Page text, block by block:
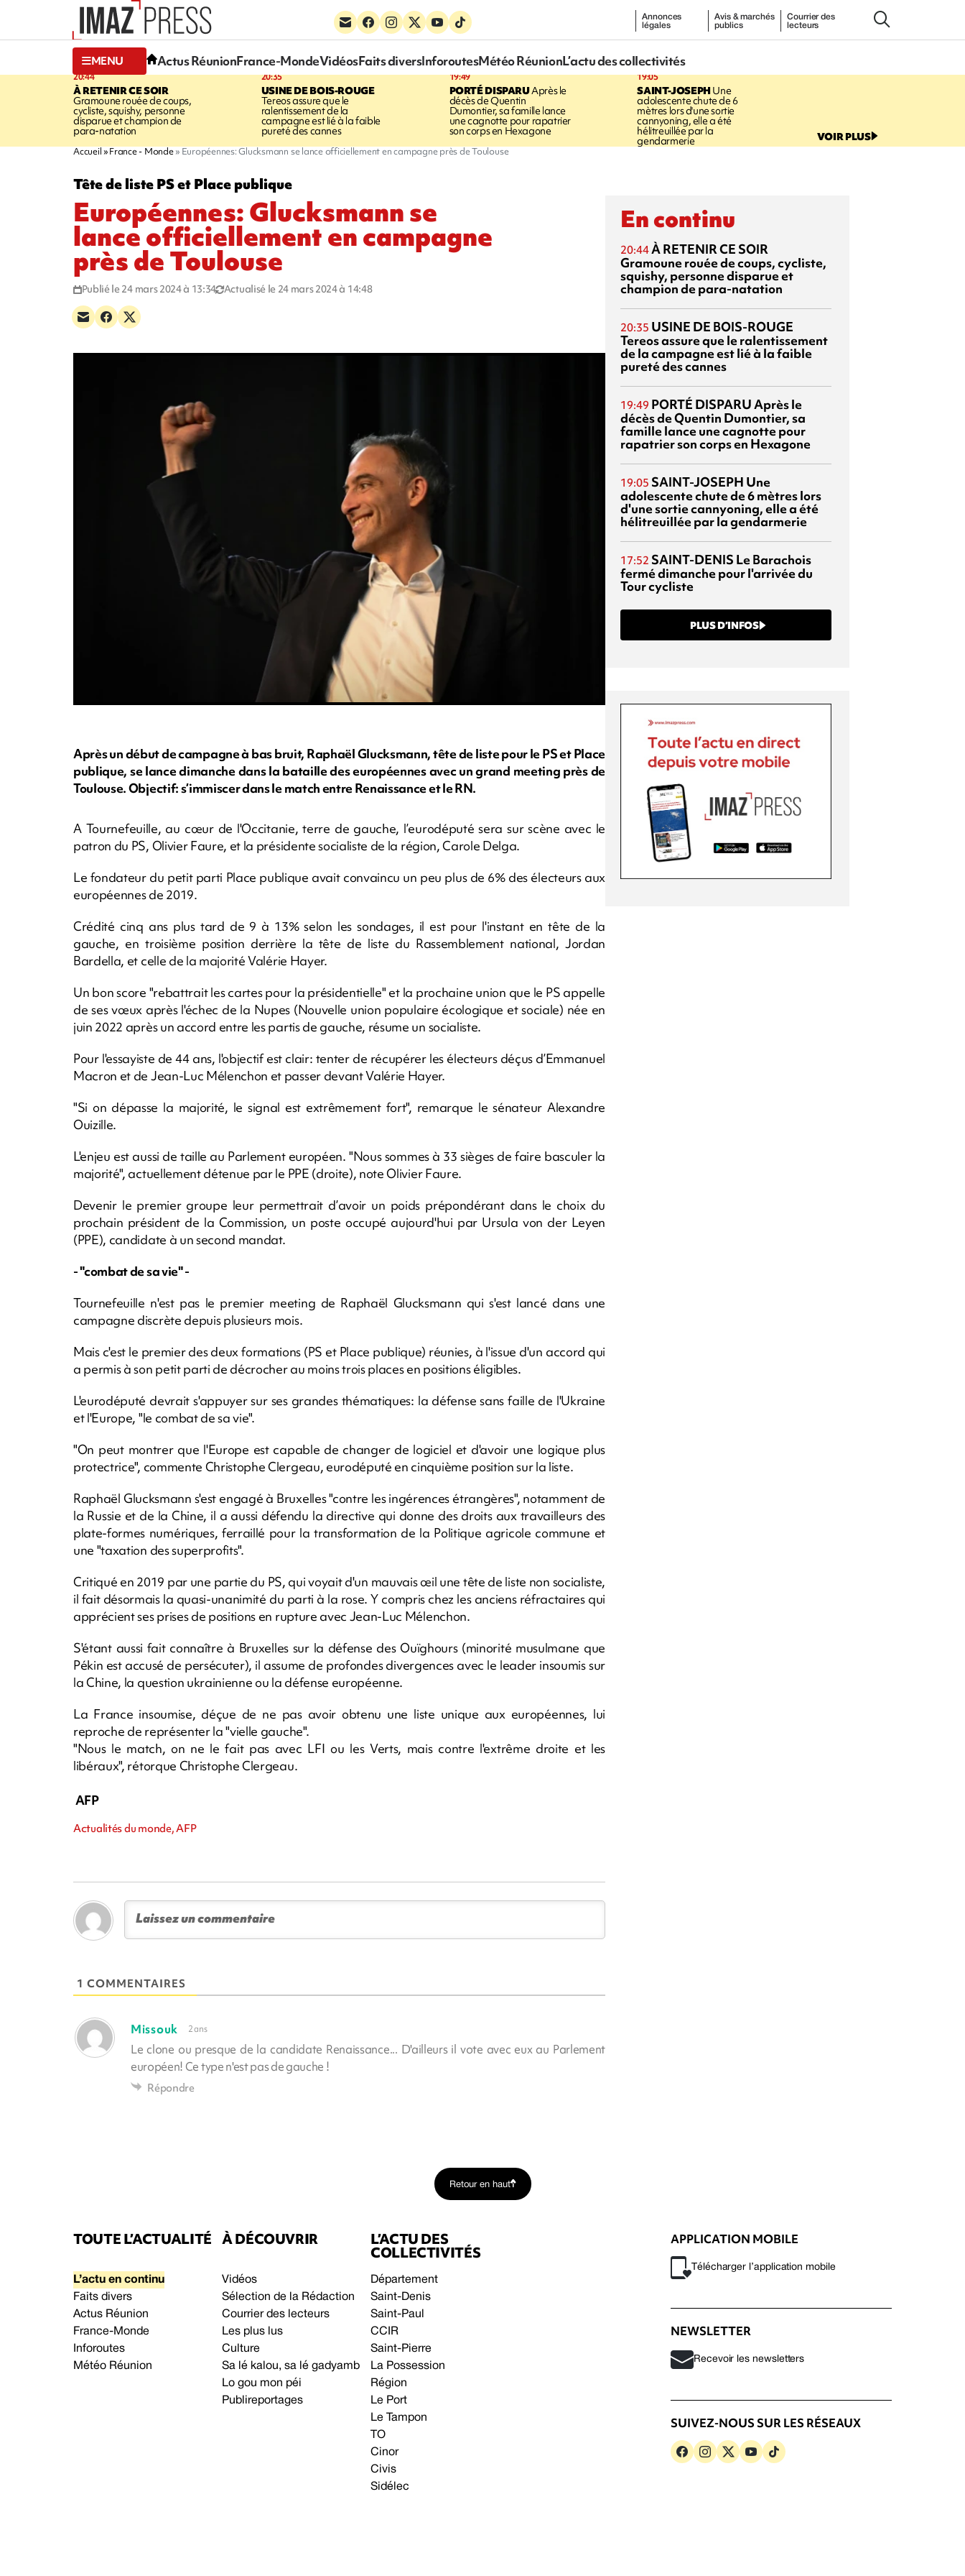
Annonces
légales
Avis & marchés
publics
Courrier des
lecteurs
MENU Actus RéunionFrance-MondeVidéosFaits diversInforoutesMétéo RéunionL’actu des collectivités
20:44
À RETENIR CE SOIR
Gramoune rouée de coups,
cycliste, squishy, personne
disparue et champion de
para-natation
20:35
USINE DE BOIS-ROUGE
Tereos assure que le
ralentissement de la
campagne est lié à la faible
pureté des cannes
19:49
PORTÉ DISPARUAprès le
décès de Quentin
Dumontier, sa famille lance
une cagnotte pour rapatrier
son corps en Hexagone
19:05
SAINT-JOSEPHUne
adolescente chute de 6
mètres lors d'une sortie
cannyoning, elle a été
hélitreuillée par la
gendarmerie VOIR PLUS
Accueil France - Monde Européennes: Glucksmann se lance officiellement en campagne près de Toulouse
Tête de liste PS et Place publique
Européennes: Glucksmann se
lance officiellement en campagne
près de Toulouse
Publié le 24 mars 2024 à 13:34 Actualisé le 24 mars 2024 à 14:48
Après un début de campagne à bas bruit, Raphaël Glucksmann, tête de liste pour le PS et Place
publique, se lance dimanche dans la bataille des européennes avec un grand meeting près de
Toulouse. Objectif: s’immiscer dans le match entre Renaissance et le RN.
A Tournefeuille, au cœur de l'Occitanie, terre de gauche, l’eurodéputé sera sur scène avec le
patron du PS, Olivier Faure, et la présidente socialiste de la région, Carole Delga.
Le fondateur du petit parti Place publique avait convaincu un peu plus de 6% des électeurs aux
européennes de 2019.
Crédité cinq ans plus tard de 9 à 13% selon les sondages, il est pour l'instant en tête de la
gauche, en troisième position derrière la tête de liste du Rassemblement national, Jordan
Bardella, et celle de la majorité Valérie Hayer.
Un bon score "rebattrait les cartes pour la présidentielle" et la prochaine union que le PS appelle
de ses vœux après l'échec de la Nupes (Nouvelle union populaire écologique et sociale) née en
juin 2022 après un accord entre les partis de gauche, résume un socialiste.
Pour l'essayiste de 44 ans, l'objectif est clair: tenter de récupérer les électeurs déçus d’Emmanuel
Macron et de Jean-Luc Mélenchon et passer devant Valérie Hayer.
"Si on dépasse la majorité, le signal est extrêmement fort", remarque le sénateur Alexandre
Ouizille.
L'enjeu est aussi de taille au Parlement européen. "Nous sommes à 33 sièges de faire basculer la
majorité", actuellement détenue par le PPE (droite), note Olivier Faure.
Devenir le premier groupe leur permettrait d’avoir un poids prépondérant dans le choix du
prochain président de la Commission, un poste occupé aujourd'hui par Ursula von der Leyen
(PPE), candidate à un second mandat.
- "combat de sa vie" -
Tournefeuille n'est pas le premier meeting de Raphaël Glucksmann qui s'est lancé dans une
campagne discrète depuis plusieurs mois.
Mais c'est le premier des deux formations (PS et Place publique) réunies, à l'issue d'un accord qui
a permis à son petit parti de décrocher au moins trois places en positions éligibles.
L'eurodéputé devrait s'appuyer sur ses grandes thématiques: la défense sans faille de l'Ukraine
et l'Europe, "le combat de sa vie".
"On peut montrer que l'Europe est capable de changer de logiciel et d'avoir une logique plus
protectrice", commente Christophe Clergeau, eurodéputé en cinquième position sur la liste.
Raphaël Glucksmann s'est engagé à Bruxelles "contre les ingérences étrangères", notamment de
la Russie et de la Chine, il a aussi défendu la directive qui donne des droits aux travailleurs des
plate-formes numériques, ferraillé pour la transformation de la Politique agricole commune et
une "taxation des superprofits".
Critiqué en 2019 par une partie du PS, qui voyait d'un mauvais œil une tête de liste non socialiste,
il fait désormais la quasi-unanimité du parti à la rose. Y compris chez les anciens réfractaires qui
apprécient ses prises de positions en rupture avec Jean-Luc Mélenchon.
S'étant aussi fait connaître à Bruxelles sur la défense des Ouïghours (minorité musulmane que
Pékin est accusé de persécuter), il assume de profondes divergences avec le leader insoumis sur
la Chine, la question ukrainienne ou la défense européenne.
La France insoumise, déçue de ne pas avoir obtenu une liste unique aux européennes, lui
reproche de représenter la "vielle gauche".
"Nous le match, on ne le fait pas avec LFI ou les Verts, mais contre l'extrême droite et les
libéraux", rétorque Christophe Clergeau.
AFP
Actualités du monde, AFP
1 COMMENTAIRES
Missouk 2 ans
Le clone ou presque de la candidate Renaissance... D'ailleurs il vote avec eux au Parlement
européen! Ce type n'est pas de gauche !
Répondre
En continu
20:44À RETENIR CE SOIR
Gramoune rouée de coups, cycliste,
squishy, personne disparue et
champion de para-natation
20:35 USINE DE BOIS-ROUGE
Tereos assure que le ralentissement
de la campagne est lié à la faible
pureté des cannes
19:49 PORTÉ DISPARUAprès le
décès de Quentin Dumontier, sa
famille lance une cagnotte pour
rapatrier son corps en Hexagone
19:05 SAINT-JOSEPH Une
adolescente chute de 6 mètres lors
d'une sortie cannyoning, elle a été
hélitreuillée par la gendarmerie
17:52 SAINT-DENIS Le Barachois
fermé dimanche pour l'arrivée du
Tour cycliste
PLUS D’INFOS
Retour en haut
TOUTE L’ACTUALITÉ
L’actu en continu
Faits divers
Actus Réunion
France-Monde
Inforoutes
Météo Réunion
À DÉCOUVRIR
Vidéos
Sélection de la Rédaction
Courrier des lecteurs
Les plus lus
Culture
Sa lé kalou, sa lé gadyamb
Lo gou mon péi
Publireportages
L’ACTU DES
COLLECTIVITÉS
Département
Saint-Denis
Saint-Paul
CCIR
Saint-Pierre
La Possession
Région
Le Port
Le Tampon
TO
Cinor
Civis
Sidélec
APPLICATION MOBILE
Télécharger l’application mobile
NEWSLETTER
Recevoir les newsletters
SUIVEZ-NOUS SUR LES RÉSEAUX